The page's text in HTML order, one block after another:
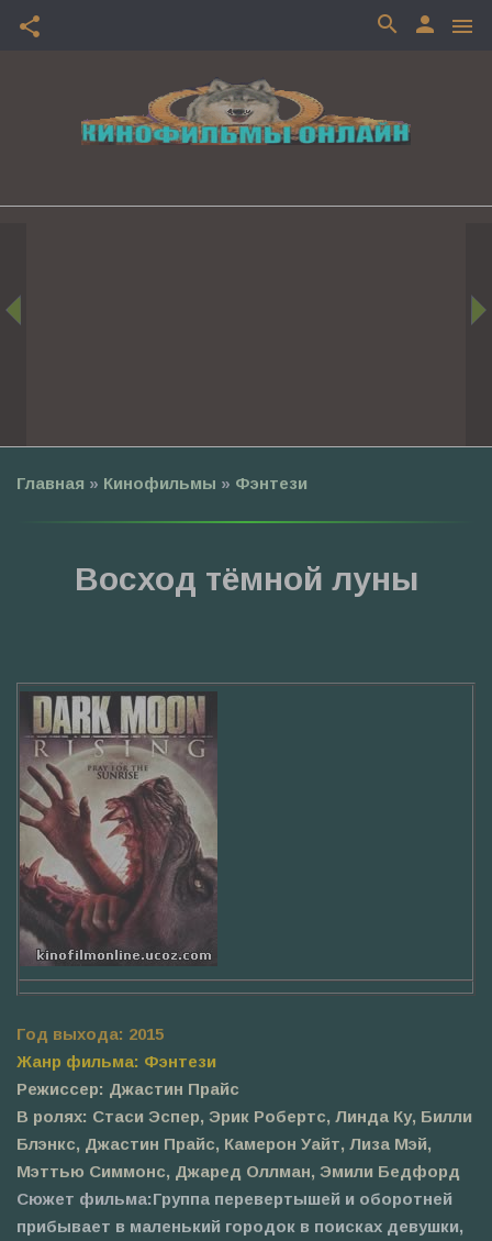
share menu
person
search
Главная » Кинофильмы » Фэнтези
Восход тёмной луны
Год выхода: 2015
Жанр фильма: Фэнтези
Режиссер: Джастин Прайс
В ролях: Стаси Эспер, Эрик Робертс, Линда Ку, Билли
Блэнкс, Джастин Прайс, Камерон Уайт, Лиза Мэй,
Мэттью Симмонс, Джаред Оллман, Эмили Бедфорд
Сюжет фильма:Группа перевертышей и оборотней
прибывает в маленький городок в поисках девушки,